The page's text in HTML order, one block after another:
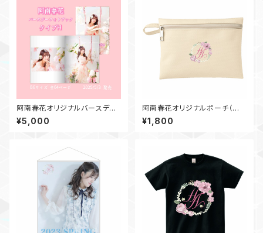
阿南春花オリジナルバースデー
フォトブック2025（タイプH）
¥5,000
阿南春花オリジナルポーチ（ホ
ワイト）
¥1,800